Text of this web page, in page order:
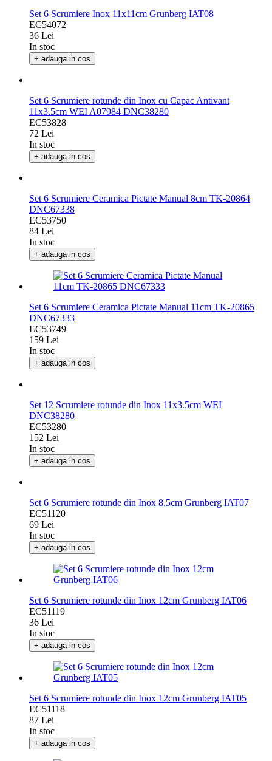
Set 6 Scrumiere Inox 11x11cm Grunberg IAT08
EC54072
36 Lei
In stoc
+ adauga in cos
Set 6 Scrumiere rotunde din Inox cu Capac Antivant
11x3.5cm WEI A07984 DNC38280
EC53828
72 Lei
In stoc
+ adauga in cos
Set 6 Scrumiere Ceramica Pictate Manual 8cm TK-20864
DNC67338
EC53750
84 Lei
In stoc
+ adauga in cos
Set 6 Scrumiere Ceramica Pictate Manual 11cm TK-20865
DNC67333
EC53749
159 Lei
In stoc
+ adauga in cos
Set 12 Scrumiere rotunde din Inox 11x3.5cm WEI
DNC38280
EC53280
152 Lei
In stoc
+ adauga in cos
Set 6 Scrumiere rotunde din Inox 8.5cm Grunberg IAT07
EC51120
69 Lei
In stoc
+ adauga in cos
Set 6 Scrumiere rotunde din Inox 12cm Grunberg IAT06
EC51119
36 Lei
In stoc
+ adauga in cos
Set 6 Scrumiere rotunde din Inox 12cm Grunberg IAT05
EC51118
87 Lei
In stoc
+ adauga in cos